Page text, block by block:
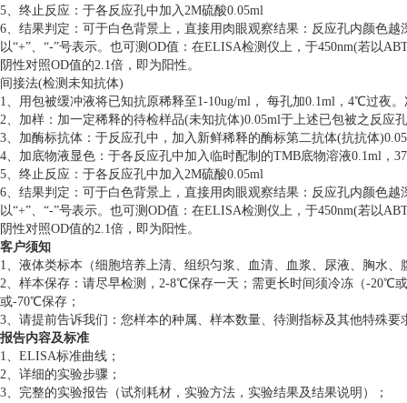
5、终止反应：于各反应孔中加入2M硫酸0.05ml
6、结果判定：可于白色背景上，直接用肉眼观察结果：反应孔内颜色
以“+”、“-”号表示。也可测OD值：在ELISA检测仪上，于450nm(若以
阴性对照OD值的2.1倍，即为阳性。
间接法(检测未知抗体)
1、用包被缓冲液将已知抗原稀释至1-10ug/ml， 每孔加0.1ml，4℃过夜
2、加样：加一定稀释的待检样品(未知抗体)0.05ml于上述已包被之反
3、加酶标抗体：于反应孔中，加入新鲜稀释的酶标第二抗体(抗抗体
4、加底物液显色：于各反应孔中加入临时配制的TMB底物溶液0.1ml，
5、终止反应：于各反应孔中加入2M硫酸0.05ml
6、结果判定：可于白色背景上，直接用肉眼观察结果：反应孔内颜色
以“+”、“-”号表示。也可测OD值：在ELISA检测仪上，于450nm(若以
阴性对照OD值的2.1倍，即为阳性。
客户须知
1、液体类标本（细胞培养上清、组织匀浆、血清、血浆、尿液、胸水、
2、样本保存：请尽早检测，2-8℃保存一天；需更长时间须冷冻（-
或-70℃保存；
3、请提前告诉我们：您样本的种属、样本数量、待测指标及其他特殊要
报告内容及标准
1、ELISA标准曲线；
2、详细的实验步骤；
3、完整的实验报告（试剂耗材，实验方法，实验结果及结果说明）；